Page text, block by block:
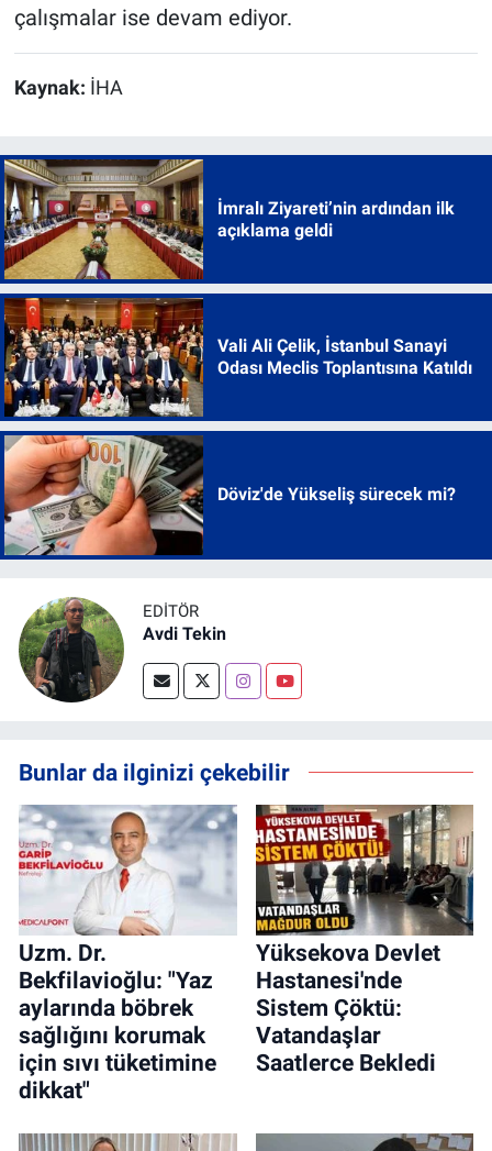
çalışmalar ise devam ediyor.
Kaynak: İHA
İmralı Ziyareti’nin ardından ilk
açıklama geldi
Vali Ali Çelik, İstanbul Sanayi
Odası Meclis Toplantısına Katıldı
Döviz'de Yükseliş sürecek mi?
EDITÖR
Avdi Tekin
Bunlar da ilginizi çekebilir
Uzm. Dr.
Bekfilavioğlu: "Yaz
aylarında böbrek
sağlığını korumak
için sıvı tüketimine
dikkat"
Yüksekova Devlet
Hastanesi'nde
Sistem Çöktü:
Vatandaşlar
Saatlerce Bekledi